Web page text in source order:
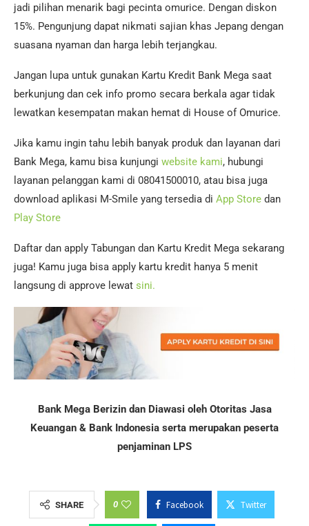
jadi pilihan menarik bagi pecinta omurice. Dengan diskon
15%. Pengunjung dapat nikmati sajian khas Jepang dengan
suasana nyaman dan harga lebih terjangkau.
Jangan lupa untuk gunakan Kartu Kredit Bank Mega saat
berkunjung dan cek info promo secara berkala agar tidak
lewatkan kesempatan makan hemat di House of Omurice.
Jika kamu ingin tahu lebih banyak produk dan layanan dari
Bank Mega, kamu bisa kunjungi website kami, hubungi
layanan pelanggan kami di 08041500010, atau bisa juga
download aplikasi M-Smile yang tersedia di App Store dan
Play Store
Daftar dan apply Tabungan dan Kartu Kredit Mega sekarang
juga! Kamu juga bisa apply kartu kredit hanya 5 menit
langsung di approve lewat sini.
Bank Mega Berizin dan Diawasi oleh Otoritas Jasa
Keuangan & Bank Indonesia serta merupakan peserta
penjaminan LPS
SHARE 0 Facebook Twitter